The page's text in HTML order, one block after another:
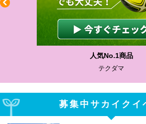
わかりやすい質問に沿って
サカイクサッカーノート
募集中サカイクイ